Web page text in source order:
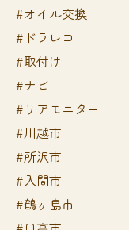
#オイル交換
#ドラレコ
#取付け
#ナビ
#リアモニター
#川越市
#所沢市
#入間市
#鶴ヶ島市